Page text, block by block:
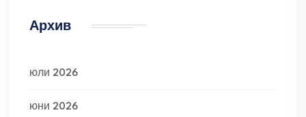
Архив
юли 2026
юни 2026